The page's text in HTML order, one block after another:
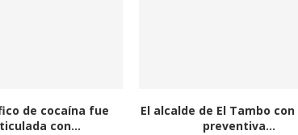
El alcalde de El Tambo con prisión